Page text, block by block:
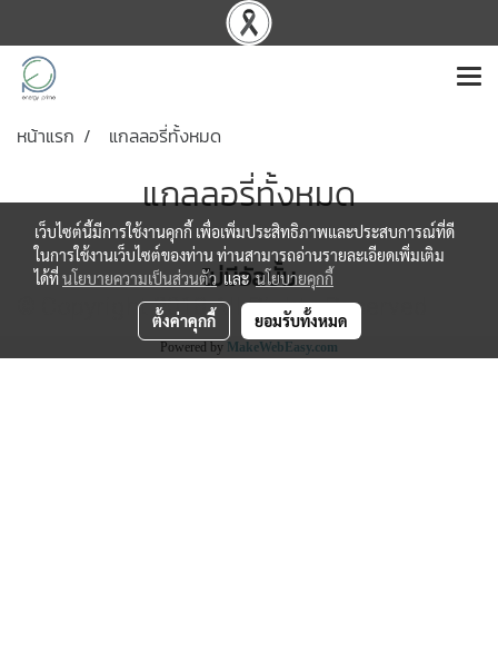
หน้าแรก แกลลอรี่ทั้งหมด
แกลลอรี่ทั้งหมด
ไม่มีอัลบั้ม
© Copyright 2018 All Rights Reserved
Powered by MakeWebEasy.com
เว็บไซต์นี้มีการใช้งานคุกกี้ เพื่อเพิ่มประสิทธิภาพและประสบการณ์ที่ดี
ในการใช้งานเว็บไซต์ของท่าน ท่านสามารถอ่านรายละเอียดเพิ่มเติม
ได้ที่นโยบายความเป็นส่วนตัวและนโยบายคุกกี้
ตั้งค่าคุกกี้ ยอมรับทั้งหมด